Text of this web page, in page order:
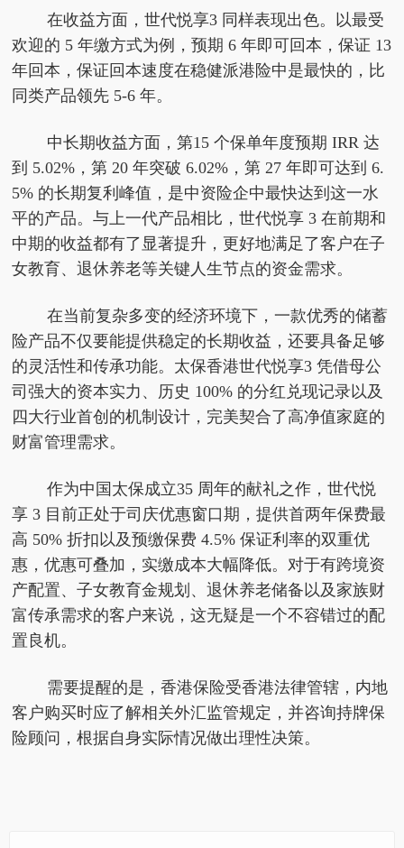
在收益方面，世代悦享3 同样表现出色。以最受
欢迎的 5 年缴方式为例，预期 6 年即可回本，保证 13
年回本，保证回本速度在稳健派港险中是最快的，比
同类产品领先 5-6 年。
中长期收益方面，第15 个保单年度预期 IRR 达
到 5.02%，第 20 年突破 6.02%，第 27 年即可达到 6.
5% 的长期复利峰值，是中资险企中最快达到这一水
平的产品。与上一代产品相比，世代悦享 3 在前期和
中期的收益都有了显著提升，更好地满足了客户在子
女教育、退休养老等关键人生节点的资金需求。
在当前复杂多变的经济环境下，一款优秀的储蓄
险产品不仅要能提供稳定的长期收益，还要具备足够
的灵活性和传承功能。太保香港世代悦享3 凭借母公
司强大的资本实力、历史 100% 的分红兑现记录以及
四大行业首创的机制设计，完美契合了高净值家庭的
财富管理需求。
作为中国太保成立35 周年的献礼之作，世代悦
享 3 目前正处于司庆优惠窗口期，提供首两年保费最
高 50% 折扣以及预缴保费 4.5% 保证利率的双重优
惠，优惠可叠加，实缴成本大幅降低。对于有跨境资
产配置、子女教育金规划、退休养老储备以及家族财
富传承需求的客户来说，这无疑是一个不容错过的配
置良机。
需要提醒的是，香港保险受香港法律管辖，内地
客户购买时应了解相关外汇监管规定，并咨询持牌保
险顾问，根据自身实际情况做出理性决策。